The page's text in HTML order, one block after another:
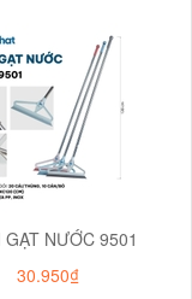
GẠT NƯỚC 9501
30.950₫